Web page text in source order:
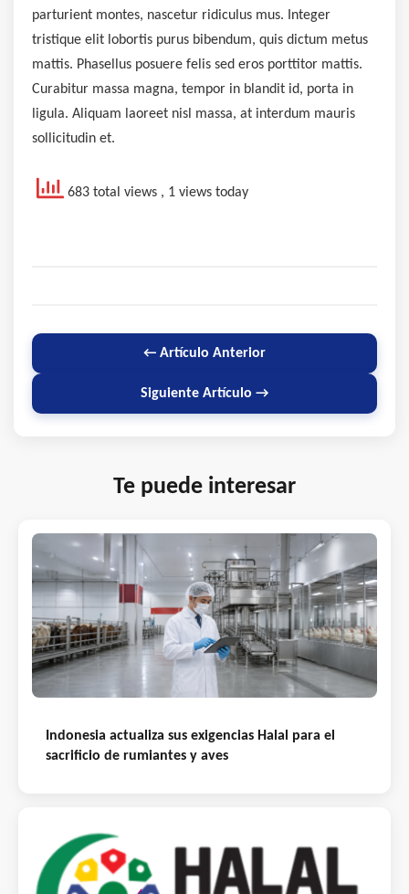
parturient montes, nascetur ridiculus mus. Integer
tristique elit lobortis purus bibendum, quis dictum metus
mattis. Phasellus posuere felis sed eros porttitor mattis.
Curabitur massa magna, tempor in blandit id, porta in
ligula. Aliquam laoreet nisl massa, at interdum mauris
sollicitudin et.
683 total views , 1 views today
← Artículo Anterior
Siguiente Artículo →
Te puede interesar
Indonesia actualiza sus exigencias Halal para el
sacrificio de rumiantes y aves